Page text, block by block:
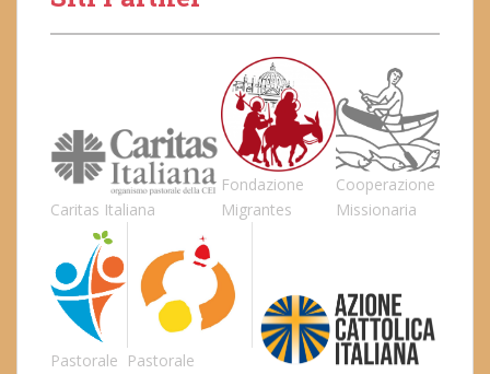
Caritas Italiana
Fondazione
Migrantes
Cooperazione
Missionaria
Pastorale Pastorale